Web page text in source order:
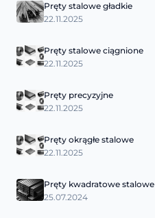
Pręty stalowe gładkie
22.11.2025
Pręty stalowe ciągnione
22.11.2025
Pręty precyzyjne
22.11.2025
Pręty okrągłe stalowe
22.11.2025
Pręty kwadratowe stalowe
25.07.2024